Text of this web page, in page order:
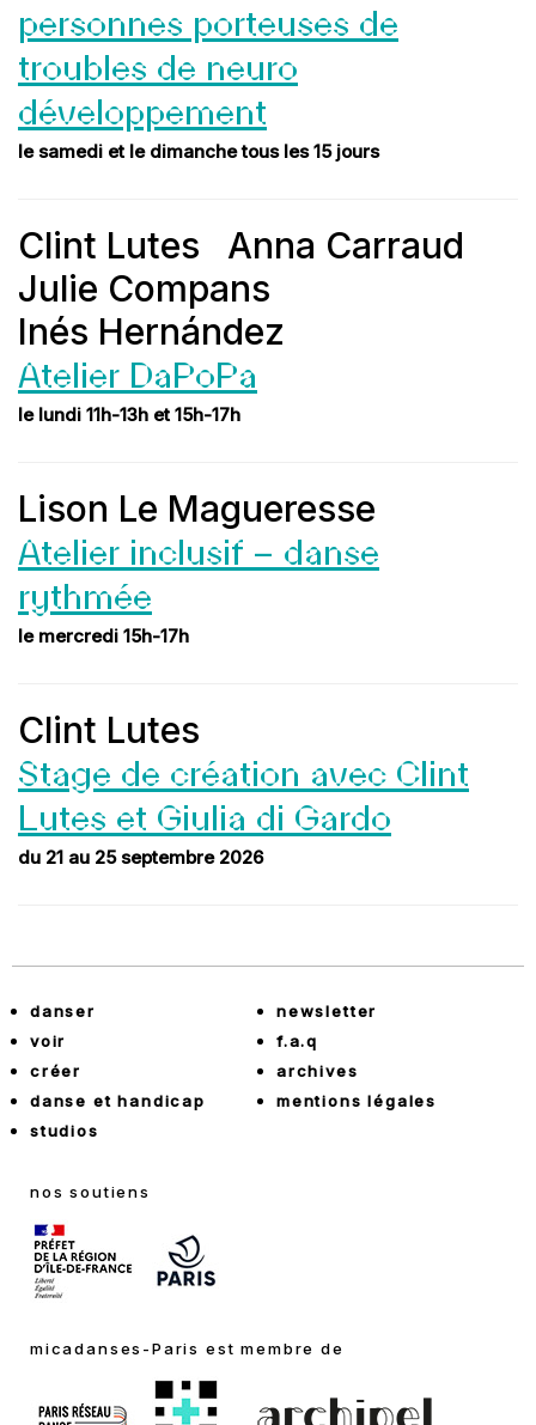
personnes porteuses de
troubles de neuro
développement
le samedi et le dimanche tous les 15 jours
Clint Lutes
Anna Carraud
Julie Compans
Inés Hernández
Atelier DaPoPa
le lundi 11h-13h et 15h-17h
Lison Le Magueresse
Atelier inclusif – danse
rythmée
le mercredi 15h-17h
Clint Lutes
Stage de création avec Clint
Lutes et Giulia di Gardo
du 21 au 25 septembre 2026
danser
voir
créer
danse et handicap
studios
newsletter
f.a.q
archives
mentions légales
nos soutiens
micadanses-Paris est membre de